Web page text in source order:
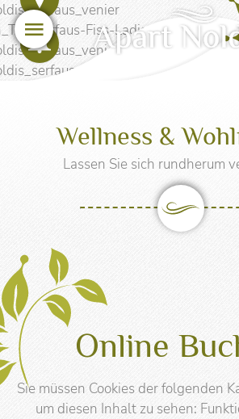
Menü
Sicher urlauben
Wellness &
Lassen Sie sich rundherum
Online
Sie müssen Cookies der folgenden
um diesen Inhalt zu sehen: